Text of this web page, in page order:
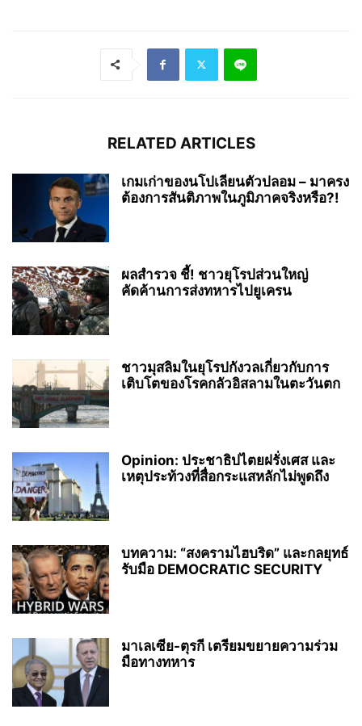
RELATED ARTICLES
เกมเก่าของนโปเลียนตัวปลอม – มาครง
ต้องการสันติภาพในภูมิภาคจริงหรือ?!
ผลสำรวจ ชี้! ชาวยุโรปส่วนใหญ่
คัดค้านการส่งทหารไปยูเครน
ชาวมุสลิมในยุโรปกังวลเกี่ยวกับการ
เติบโตของโรคกลัวอิสลามในตะวันตก
Opinion: ประชาธิปไตยฝรั่งเศส และ
เหตุประท้วงที่สื่อกระแสหลักไม่พูดถึง
บทความ: “สงครามไฮบริด” และกลยุทธ์
รับมือ DEMOCRATIC SECURITY
มาเลเซีย-ตุรกี เตรียมขยายความร่วม
มือทางทหาร